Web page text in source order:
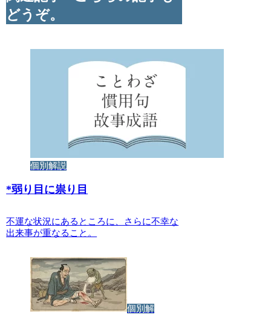
どうぞ。
個別解説
*弱り目に祟り目
不運な状況にあるところに、さらに不幸な
出来事が重なること。
個別解